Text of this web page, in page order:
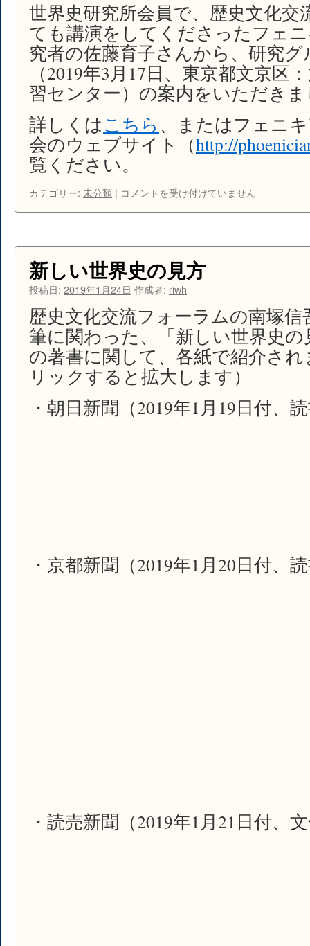
ど
う
い
う
こ
と
か』
世界史研究所会員で、歴史文化
ても講演をしてくださったフェ
究者の佐藤育子さんから、研究
（2019年3月17日、東京都文京区
習センター）の案内をいただき
詳しくはこちら 、またはフェニ
会のウェブサイト（http://
覧ください。
カテゴリー: 未分類 | フ
ア・
カ
ル
タ
研
究
会
の
お
知
コメントを受け付けていません
新しい世界史の見方
投稿日: 2019年1月24日 作成者: riwh
歴史文化交流フォーラムの南塚信
筆に関わった、「新しい世界史
の著書に関して、各紙で紹介さ
リックすると拡大します）
・朝日新聞（2019年1月19日付、
・京都新聞（2019年1月20日付、
・読売新聞（2019年1月21日付、